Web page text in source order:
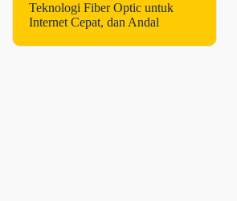
Teknologi Fiber Optic untuk
Internet Cepat, dan Andal